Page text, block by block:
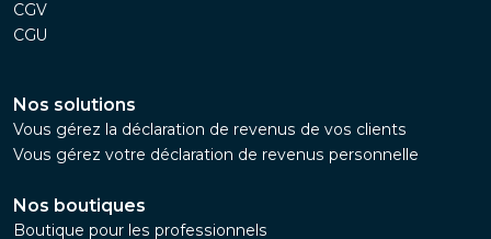
CGV
CGU
Nos solutions
Vous gérez la déclaration de revenus de vos clients
Vous gérez votre déclaration de revenus personnelle
Nos boutiques
Boutique pour les professionnels